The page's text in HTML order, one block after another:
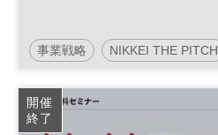
事業戦略 NIKKEI THE PITCH
イノベーション 経営戦略
ネットワーキング
開催
終了